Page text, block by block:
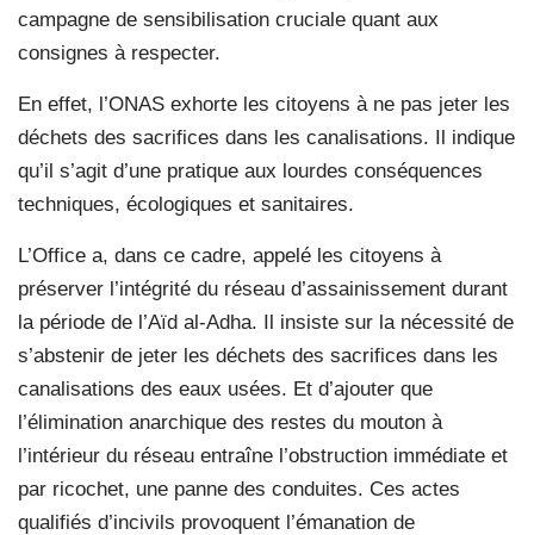
campagne de sensibilisation cruciale quant aux
consignes à respecter.
En effet, l’ONAS exhorte les citoyens à ne pas jeter les
déchets des sacrifices dans les canalisations. Il indique
qu’il s’agit d’une pratique aux lourdes conséquences
techniques, écologiques et sanitaires.
L’Office a, dans ce cadre, appelé les citoyens à
préserver l’intégrité du réseau d’assainissement durant
la période de l’Aïd al-Adha. Il insiste sur la nécessité de
s’abstenir de jeter les déchets des sacrifices dans les
canalisations des eaux usées. Et d’ajouter que
l’élimination anarchique des restes du mouton à
l’intérieur du réseau entraîne l’obstruction immédiate et
par ricochet, une panne des conduites. Ces actes
qualifiés d’incivils provoquent l’émanation de